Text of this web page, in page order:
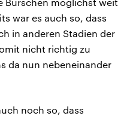
Burschen möglichst weit
war es auch so, dass
in anderen Stadien der
nicht richtig zu
da nun nebeneinander
noch so, dass